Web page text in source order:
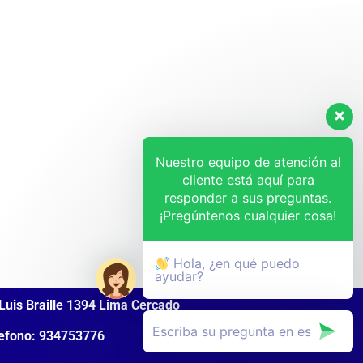
Braille 1394 Lima Cercado
934753776
Nuestro equipo de atención al
cliente está aquí para
responder a sus preguntas.
¡Pregúntenos cualquier cosa!
Hola, ¿en qué puedo
ayudar?